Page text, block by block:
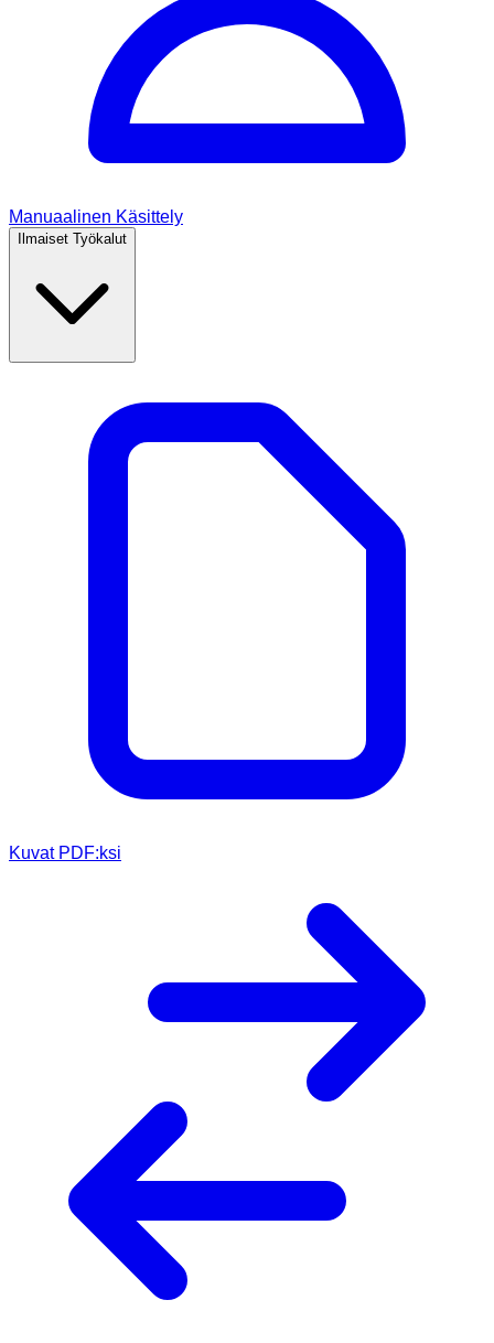
Manuaalinen Käsittely
Ilmaiset Työkalut
Kuvat PDF:ksi